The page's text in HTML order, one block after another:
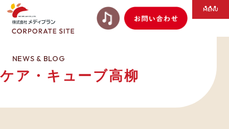
NEWS & BLOG
ケア・キューブ高柳